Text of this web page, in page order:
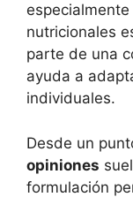
nutricionales
parte de una
ayuda a
individuales.
Desde un
opiniones
formulación